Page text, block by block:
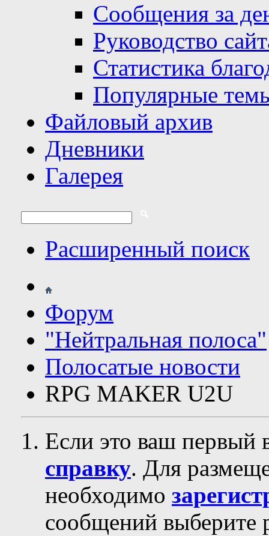
Сообщения за
Руководство
Статистика
Популярные
Файловый архив
Дневники
Галерея
Расширенный поиск
Форум
"Нейтральная полоса"
Полосатые новости
RPG MAKER U2U
Если это ваш первый
справку. Для
необходимо
сообщений выберите